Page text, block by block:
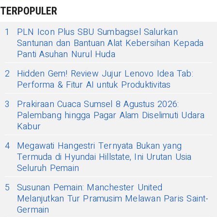
TERPOPULER
1
PLN Icon Plus SBU Sumbagsel Salurkan
Santunan dan Bantuan Alat Kebersihan Kepada
Panti Asuhan Nurul Huda
2
Hidden Gem! Review Jujur Lenovo Idea Tab:
Performa & Fitur AI untuk Produktivitas
3
Prakiraan Cuaca Sumsel 8 Agustus 2026:
Palembang hingga Pagar Alam Diselimuti Udara
Kabur
4 Megawati Hangestri Ternyata Bukan yang
Termuda di Hyundai Hillstate, Ini Urutan Usia
Seluruh Pemain
5 Susunan Pemain: Manchester United
Melanjutkan Tur Pramusim Melawan Paris Saint-
Germain